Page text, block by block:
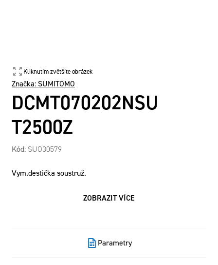
Kliknutím zvětšíte obrázek
DCMT070202NSU
T2500Z
Značka: SUMITOMO
Kód: SUO30579
Vym.destička soustruž.
ZOBRAZIT VÍCE
Parametry